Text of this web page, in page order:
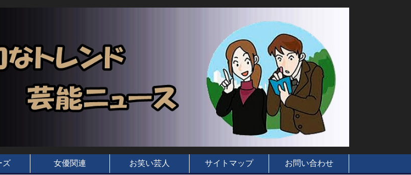
ズ 女優関連 お笑い芸人 サイトマップ お問い合わせ